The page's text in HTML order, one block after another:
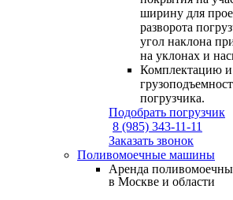
ширину для
разворота
угол наклона
на уклонах и
Комплектацию и
погрузчика.
Подобрать погрузчик
8 (985) 343-11-11
Заказать звонок
Поливомоечные машины
Аренда
в Москве и области